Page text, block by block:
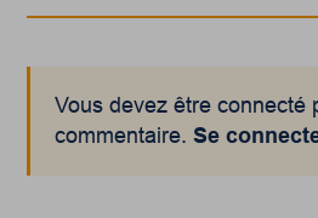
Vous devez être connecté
commentaire.Se